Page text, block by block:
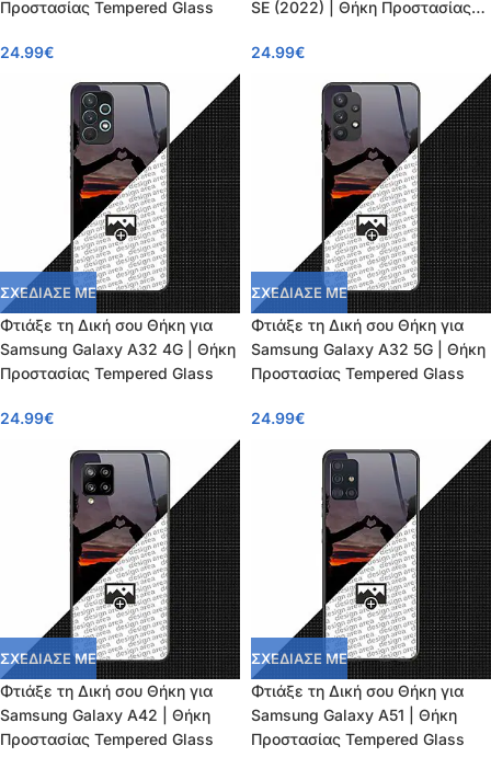
Προστασίας Tempered Glass
24.99€
SE (2022) | Θήκη Προστασίας
24.99€
ΣΧΕΔΙΑΣΕ ΜΕ
Φτιάξε τη Δική σου Θήκη για
Samsung Galaxy A32 4G | Θήκη
Προστασίας Tempered Glass
24.99€
ΣΧΕΔΙΑΣΕ ΜΕ
Φτιάξε τη Δική σου Θήκη για
Samsung Galaxy A32 5G | Θήκη
Προστασίας Tempered Glass
24.99€
ΣΧΕΔΙΑΣΕ ΜΕ
Φτιάξε τη Δική σου Θήκη για
Samsung Galaxy A42 | Θήκη
Προστασίας Tempered Glass
ΣΧΕΔΙΑΣΕ ΜΕ
Φτιάξε τη Δική σου Θήκη για
Samsung Galaxy A51 | Θήκη
Προστασίας Tempered Glass